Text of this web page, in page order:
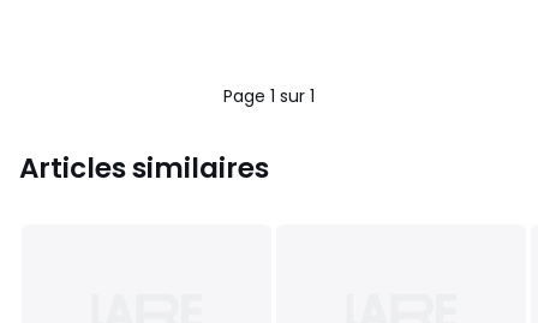
Page 1 sur 1
Articles similaires